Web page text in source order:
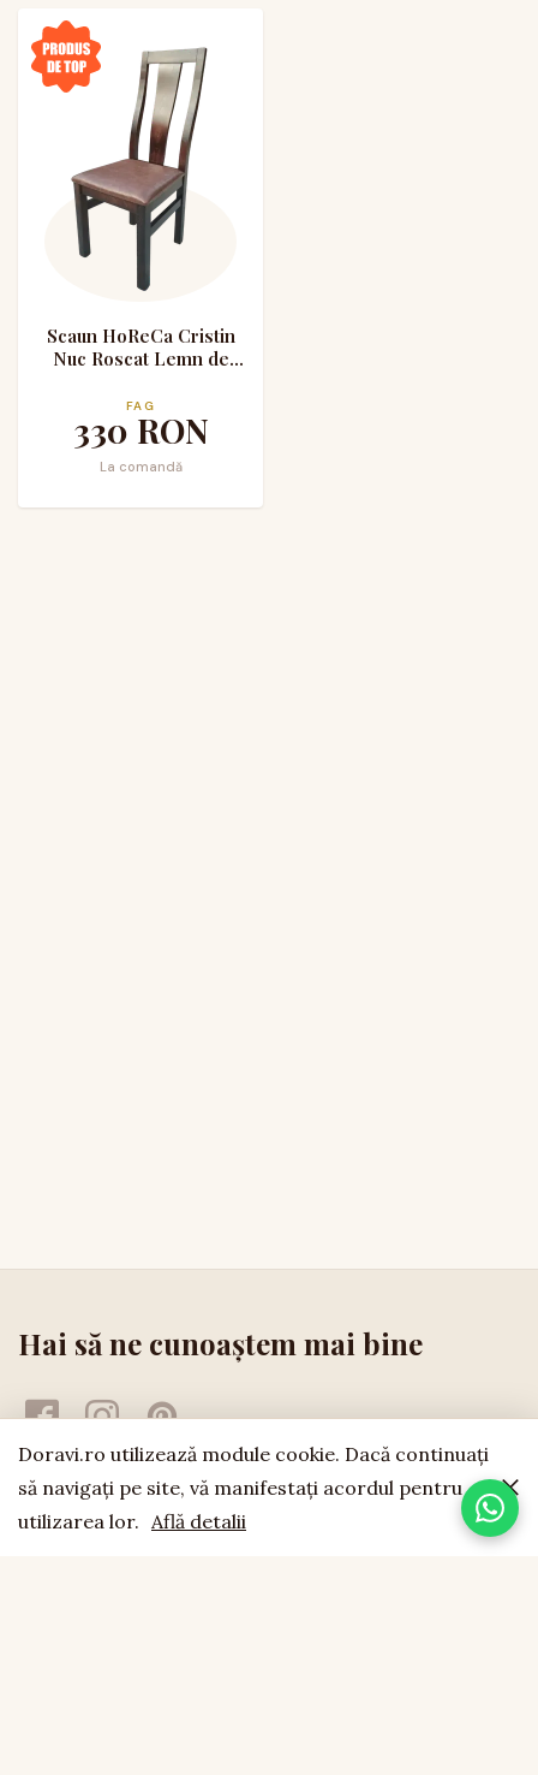
Scaun HoReCa Cristin
Nuc Roscat Lemn de
Ecologica
FAG
330 RON
La comandă
Hai să ne cunoaștem mai bine
Doravi.ro utilizează module cookie. Dacă continuaţi
să navigaţi pe site, vă manifestaţi acordul pentru
utilizarea lor. Află detalii